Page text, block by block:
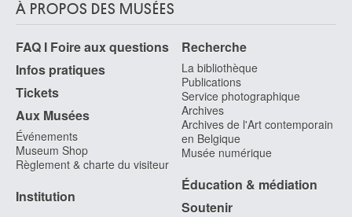
À PROPOS DES MUSÉES
FAQ I Foire aux questions
Infos pratiques
Tickets
Aux Musées
Événements
Museum Shop
Règlement & charte du visiteur
Institution
Recherche
La bibliothèque
Publications
Service photographique
Archives
Archives de l'Art contemporain
en Belgique
Musée numérique
Éducation & médiation
Soutenir